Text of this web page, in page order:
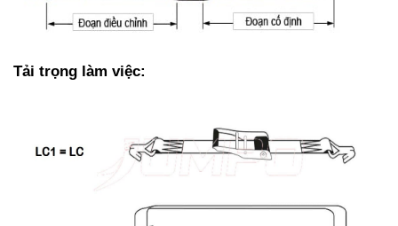
Tải trọng làm việc: